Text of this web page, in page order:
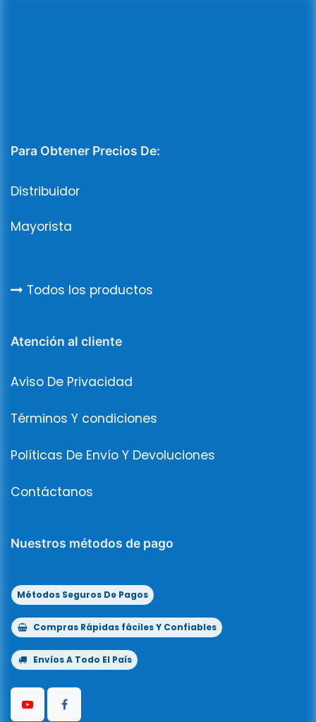
Para Obtener Precios De:
Distribuidor
Mayorista
Todos los productos
Atención al cliente
Aviso De Privacidad
Términos Y condiciones
Políticas De Envío Y Devoluciones
Contáctanos
Nuestros métodos de pago
Métodos Seguros De Pagos
Compras Rápidas fáciles Y Confiables
Envíos A Todo El País